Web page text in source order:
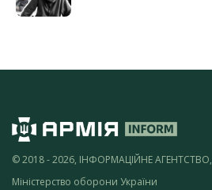
© 2018 - 2026, ІНФОРМАЦІЙНЕ АГЕНТСТВО,
Міністерство оборони України